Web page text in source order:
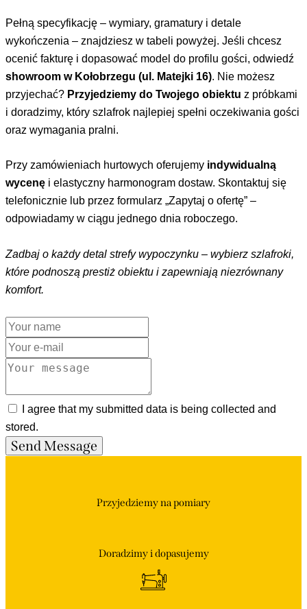
Pełną specyfikację – wymiary, gramatury i detale
wykończenia – znajdziesz w tabeli powyżej. Jeśli chcesz
ocenić fakturę i dopasować model do profilu gości, odwiedź
showroom w Kołobrzegu (ul. Matejki 16). Nie możesz
przyjechać? Przyjedziemy do Twojego obiektu z próbkami
i doradzimy, który szlafrok najlepiej spełni oczekiwania gości
oraz wymagania pralni.
Przy zamówieniach hurtowych oferujemy indywidualną
wycenę i elastyczny harmonogram dostaw. Skontaktuj się
telefonicznie lub przez formularz „Zapytaj o ofertę” –
odpowiadamy w ciągu jednego dnia roboczego.
Zadbaj o każdy detal strefy wypoczynku – wybierz szlafroki,
które podnoszą prestiż obiektu i zapewniają niezrównany
komfort.
I agree that my submitted data is being collected and
stored.
Send Message
Przyjedziemyna pomiary
Doradzimyi dopasujemy